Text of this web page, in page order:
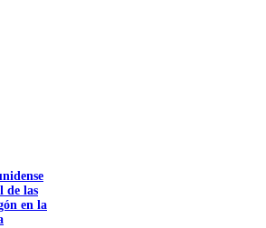
de las
en la